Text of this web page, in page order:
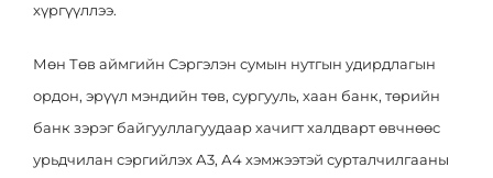
хүргүүллээ.
Мөн Төв аймгийн Сэргэлэн сумын нутгын удирдлагын
ордон, эрүүл мэндийн төв, сургууль, хаан банк, төрийн
банк зэрэг байгууллагуудаар хачигт халдварт өвчнөөс
урьдчилан сэргийлэх А3, А4 хэмжээтэй сурталчилгааны